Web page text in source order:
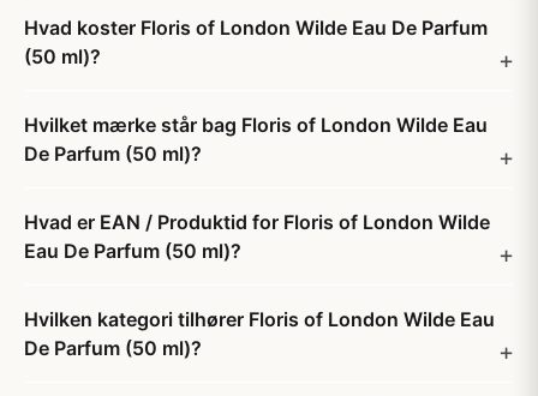
Hvad koster Floris of London Wilde Eau De Parfum
(50 ml)?
Hvilket mærke står bag Floris of London Wilde Eau
De Parfum (50 ml)?
Hvad er EAN / Produktid for Floris of London Wilde
Eau De Parfum (50 ml)?
Hvilken kategori tilhører Floris of London Wilde Eau
De Parfum (50 ml)?